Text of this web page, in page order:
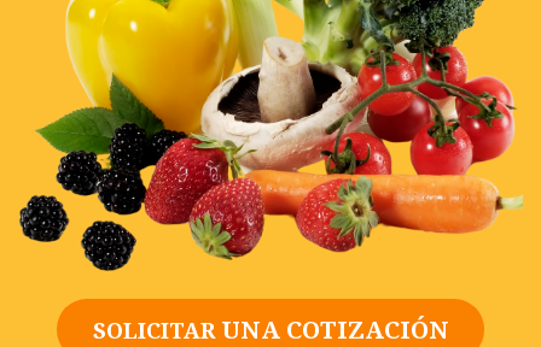
SOLICITAR UNA COTIZACIÓN